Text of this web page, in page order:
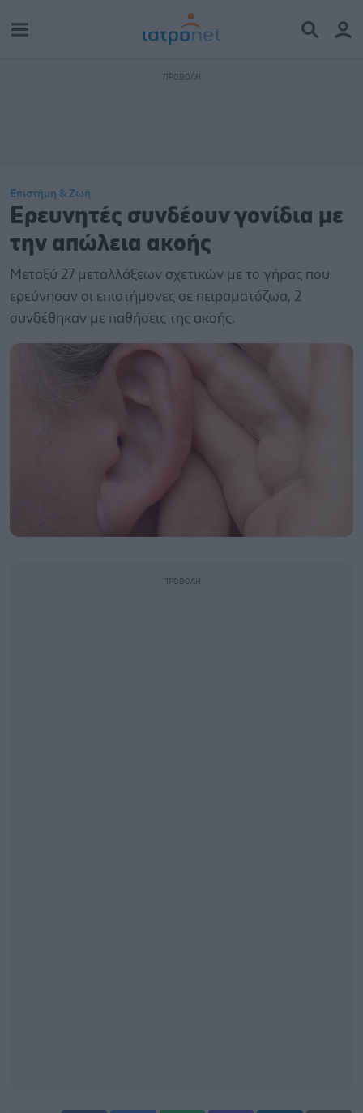
Επιστήμη & Ζωή
Ερευνητές συνδέουν γονίδια με
την απώλεια ακοής
Μεταξύ 27 μεταλλάξεων σχετικών με το γήρας που
ερεύνησαν οι επιστήμονες σε πειραματόζωα, 2
συνδέθηκαν με παθήσεις της ακοής.